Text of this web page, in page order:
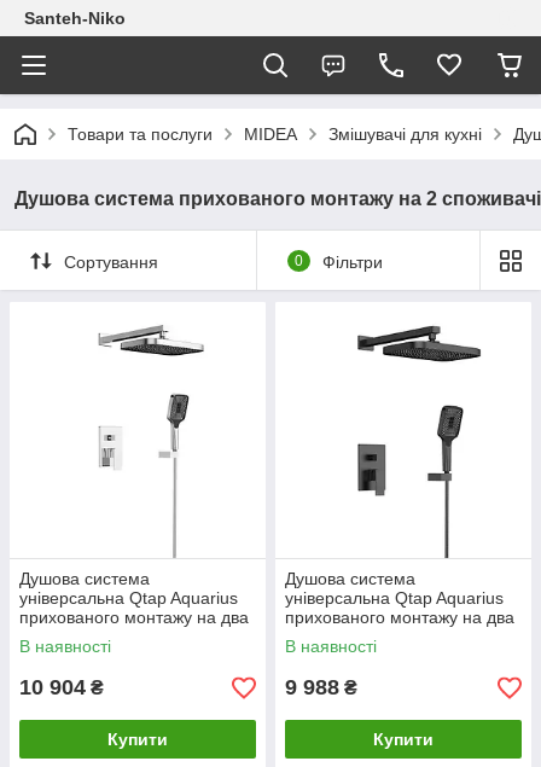
Santeh-Niko
Товари та послуги MIDEA Змішувачі для кухні
Душова система прихованого монтажу на 2 споживачі
Сортування 0 Фільтри
Душова система
універсальна Qtap Aquarius
прихованого монтажу на два
споживачі QTAQA64103NGC
Chrome
В наявності
10 904 ₴
Купити
Душова система
універсальна Qtap Aquarius
прихованого монтажу на два
споживачі QTAQA64103NGB
Black Matt
В наявності
9 988 ₴
Купити